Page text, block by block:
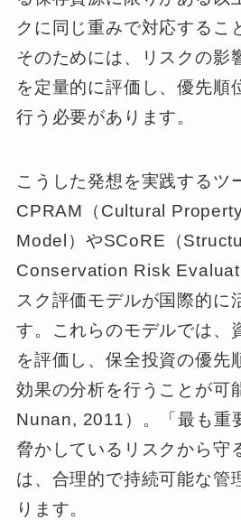
クに同じ重みで対応するこ
そのためには、リスクの影
を定量的に評価し、優先順
行う必要があります。
こうした発想を実践するツ
CPRAM（Cultural
Model）やSCoRE（
Conservation Risk
スク評価モデルが国際的に
す。これらのモデルでは、
を評価し、保全投資の優先
効果の分析を行うことが可
Nunan, 2011）。「最も重
脅かしているリスクから守
は、合理的で持続可能な管
ります。